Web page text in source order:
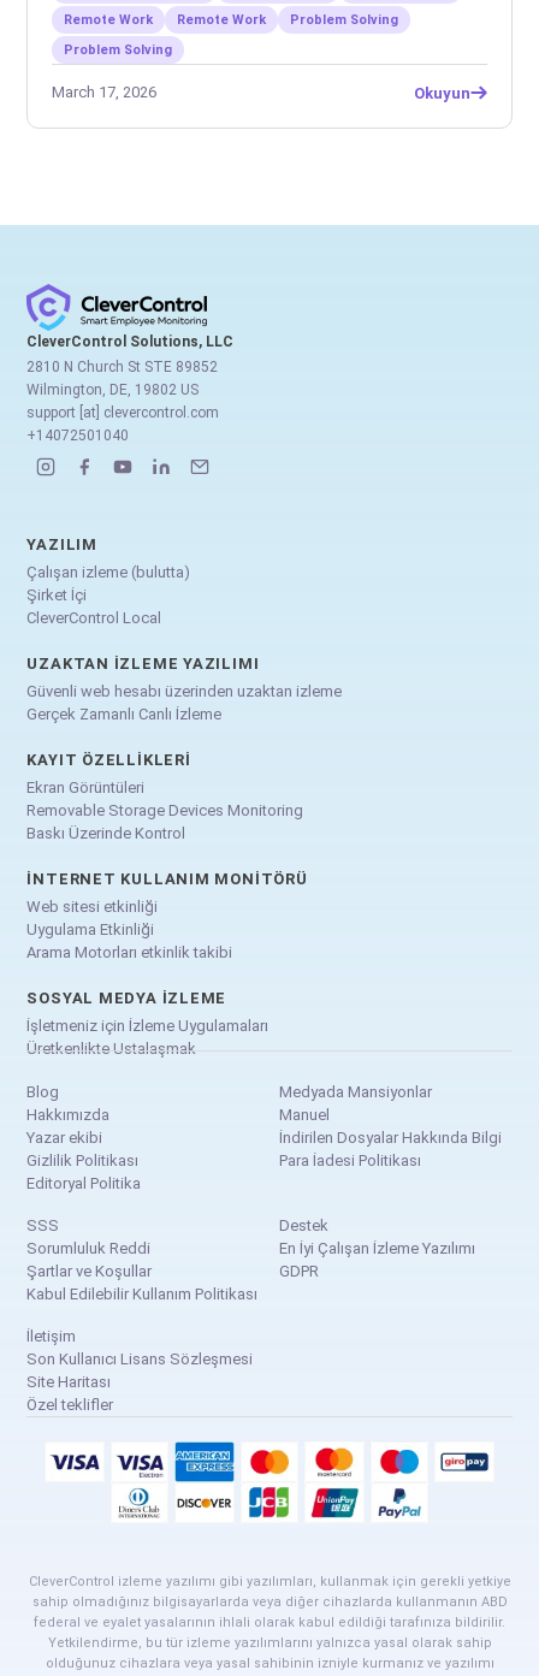
Remote Work
Remote Work
Problem Solving
Problem Solving
March 17, 2026 Okuyun
CleverControl Solutions, LLC
2810 N Church St STE 89852
Wilmington, DE, 19802 US
support [at] clevercontrol.com
+14072501040
YAZILIM
Çalışan izleme (bulutta)
Şirket İçi
CleverControl Local
UZAKTAN İZLEME YAZILIMI
Güvenli web hesabı üzerinden uzaktan izleme
Gerçek Zamanlı Canlı İzleme
KAYIT ÖZELLIKLERI
Ekran Görüntüleri
Removable Storage Devices Monitoring
Baskı Üzerinde Kontrol
İNTERNET KULLANIM MONITÖRÜ
Web sitesi etkinliği
Uygulama Etkinliği
Arama Motorları etkinlik takibi
SOSYAL MEDYA İZLEME
İşletmeniz için İzleme Uygulamaları
Üretkenlikte Ustalaşmak
Blog
Hakkımızda
Yazar ekibi
Gizlilik Politikası
Editoryal Politika
Medyada Mansiyonlar
Manuel
İndirilen Dosyalar Hakkında Bilgi
Para İadesi Politikası
SSS
Sorumluluk Reddi
Şartlar ve Koşullar
Kabul Edilebilir Kullanım Politikası
Destek
En İyi Çalışan İzleme Yazılımı
GDPR
İletişim
Son Kullanıcı Lisans Sözleşmesi
Site Haritası
Özel teklifler
CleverControl izleme yazılımı gibi yazılımları, kullanmak için gerekli yetkiye
sahip olmadığınız bilgisayarlarda veya diğer cihazlarda kullanmanın ABD
federal ve eyalet yasalarının ihlali olarak kabul edildiği tarafınıza bildirilir.
Yetkilendirme, bu tür izleme yazılımlarını yalnızca yasal olarak sahip
olduğunuz cihazlara veya yasal sahibinin izniyle kurmanız ve yazılımı